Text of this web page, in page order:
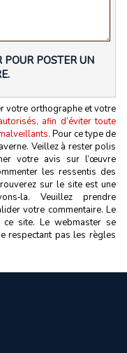
POSTER UN
votre orthographe et votre
afin d’éviter toute
Pour ce type de
Veillez à rester polis
votre avis sur l’œuvre
les ressentis des
sur le site est une
Veuillez prendre
votre commentaire. Le
site. Le webmaster se
respectant pas les règles